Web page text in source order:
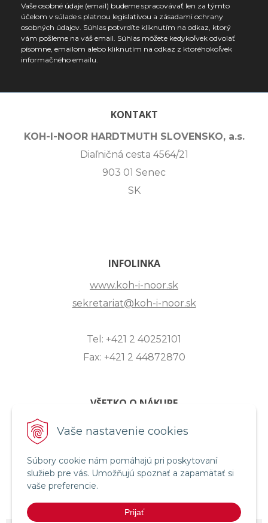
Vaše nastavenie cookies
Súbory cookie nám pomáhajú pri poskytovaní
služieb pre vás. Umožňujú spoznať a zapamätať si
vaše preferencie.
Prijať
Vaše osobné údaje (email) budeme spracovávať len za týmto
účelom v súlade s platnou legislatívou a zásadami ochrany
osobných údajov. Súhlas potvrdíte kliknutím na odkaz, ktorý
vám pošleme na váš email. Súhlas môžete kedykoľvek odvolať
písomne, emailom alebo kliknutím na odkaz z ktoréhokoľvek
informačného emailu.
KONTAKT
KOH-I-NOOR HARDTMUTH SLOVENSKO, a.s.
Diaľničná cesta 4564/21
903 01 Senec
SK
INFOLINKA
www.koh-i-noor.sk
sekretariat@koh-i-noor.sk
Tel: +421 2 40252101
Fax: +421 2 44872870
VŠETKO O NÁKUPE
ZASLANIE OTÁZKY
OBCHODNÉ PODMIENKY
REKLAMAČNÝ PORIADOK